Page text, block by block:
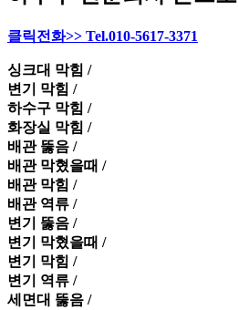
클릭전화>> Tel.010-5617-3371
싱크대 막힘 /
변기 막힘 /
하수구 막힘 /
화장실 막힘 /
배관 뚫음 /
배관 막혔을때 /
배관 막힘 /
배관 역류 /
변기 뚫음 /
변기 막혔을때 /
변기 막힘 /
변기 역류 /
세면대 뚫음 /